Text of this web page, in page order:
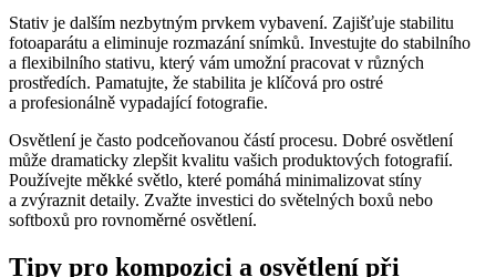
Stativ je dalším nezbytným prvkem vybavení. Zajišťuje stabilitu
fotoaparátu a eliminuje rozmazání snímků. Investujte do stabilního
a flexibilního stativu, který vám umožní pracovat v různých
prostředích. Pamatujte, že stabilita je klíčová pro ostré
a profesionálně vypadající fotografie.
Osvětlení je často podceňovanou částí procesu. Dobré osvětlení
může dramaticky zlepšit kvalitu vašich produktových fotografií.
Používejte měkké světlo, které pomáhá minimalizovat stíny
a zvýraznit detaily. Zvažte investici do světelných boxů nebo
softboxů pro rovnoměrné osvětlení.
Tipy pro kompozici a osvětlení při